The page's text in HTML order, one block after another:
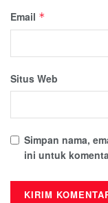
Email *
Situs Web
Simpan nama,
ini untuk